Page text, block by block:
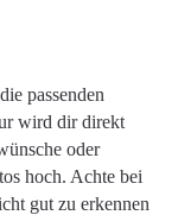
passenden
wird dir direkt
oder
hoch. Achte bei
gut zu erkennen